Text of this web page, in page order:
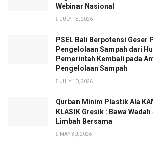
Webinar Nasional
JULY 13, 2026
PSEL Bali Berpotensi Geser
Pengelolaan Sampah dari
Pemerintah Kembali pada
Pengelolaan Sampah
JULY 10, 2026
Qurban Minim Plastik Ala
KLASIK Gresik : Bawa
Limbah Bersama
MAY 30, 2026